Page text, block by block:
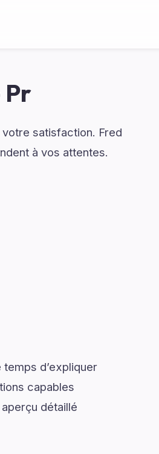
Pr
satisfaction. Fred
à vos attentes.
d’expliquer
capables
détaillé